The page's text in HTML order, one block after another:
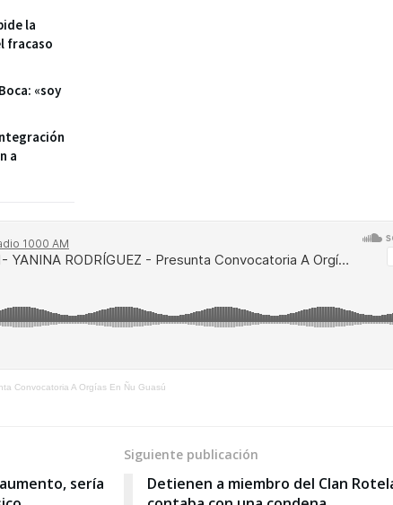
la
fracaso
«soy
a
Convocatoria A Orgías En Ñu Guasú
sería
Siguiente publicación
Detienen a miembro del Clan